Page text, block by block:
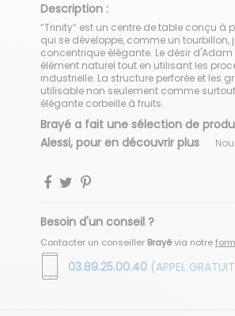
Description :
“Trinity“ est un centre de table conçu à
qui se développe, comme un tourbillon,
concentrique élégante. Le désir
élément naturel tout en utilisant les
industrielle. La structure perforée et les
utilisable non seulement comme
élégante corbeille à fruits.
Brayé a fait une sélection de
Alessi, pour en découvrir plus
Besoin d'un conseil ?
Contacter un conseiller Brayévia notre
03.89.25.00.40 (APPEL